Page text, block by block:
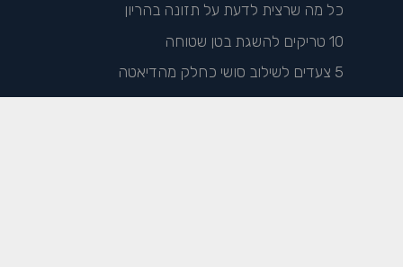
כל מה שרצית לדעת על תזונה בהריון
10 טריקים להשגת בטן שטוחה
5 צעדים לשילוב סושי כחלק מהדיאטה